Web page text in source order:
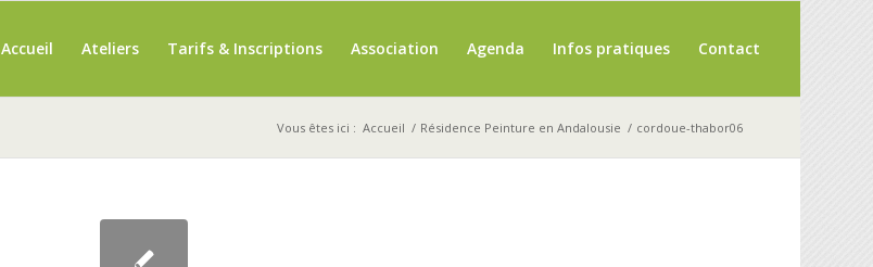
Accueil Ateliers Tarifs & Inscriptions Association Agenda Infos pratiques Contact
Vous êtes ici : Accueil / Résidence Peinture en Andalousie / cordoue-thabor06